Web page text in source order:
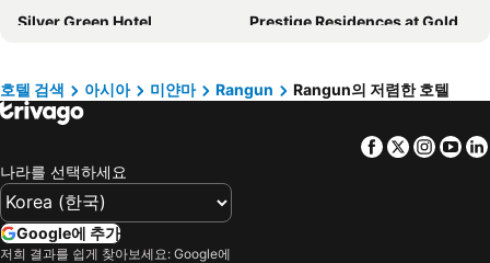
Silver Green Hotel
Prestige Residences at Golden Valley by Grand United Hospitality
차트리움 호텔 로열 레이크 양곤
Hotel Shwe Eain Taw
호텔 그랜드 유나이티드 트웬티퍼스트 다운타운
Summit Parkview Yangon
인야 레이크 호텔
프라임 호텔
Agga@9mile Hotel
호텔 검색 아시아 미얀마 Rangun Rangun의 저렴한 호텔
Facebook
Twitter
나라를 선택하세요
Google에 추가
저희 결과를 쉽게 찾아보세요: Google에